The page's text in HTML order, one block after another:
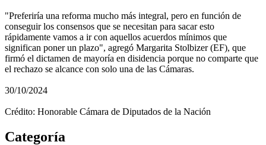
"Preferiría una reforma mucho más integral, pero en función de
conseguir los consensos que se necesitan para sacar esto
rápidamente vamos a ir con aquellos acuerdos mínimos que
significan poner un plazo", agregó Margarita Stolbizer (EF), que
firmó el dictamen de mayoría en disidencia porque no comparte que
el rechazo se alcance con solo una de las Cámaras.
30/10/2024
Crédito: Honorable Cámara de Diputados de la Nación
Categoría